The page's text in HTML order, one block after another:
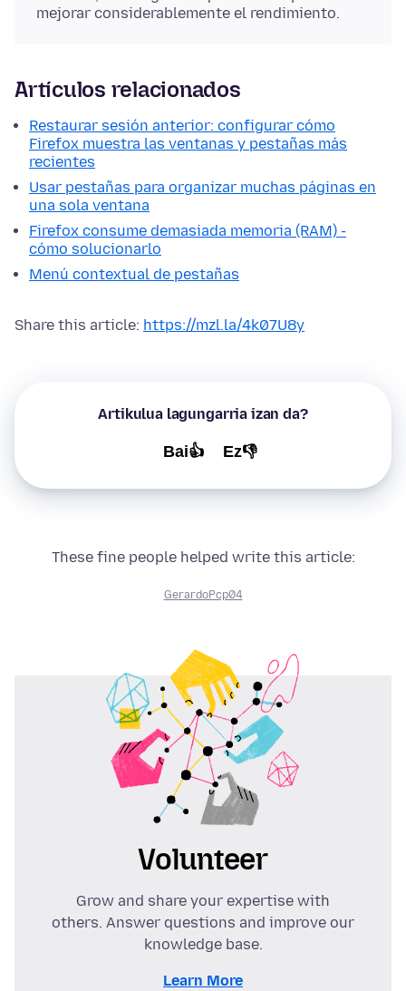
mejorar considerablemente el rendimiento.
Artículos relacionados
Restaurar sesión anterior: configurar cómo
Firefox muestra las ventanas y pestañas más
recientes
Usar pestañas para organizar muchas páginas en
una sola ventana
Firefox consume demasiada memoria (RAM) -
cómo solucionarlo
Menú contextual de pestañas
Share this article: https://mzl.la/4k07U8y
Artikulua lagungarria izan da?
Bai👍 Ez👎
These fine people helped write this article:
GerardoPcp04
Volunteer
Grow and share your expertise with
others. Answer questions and improve our
knowledge base.
Learn More